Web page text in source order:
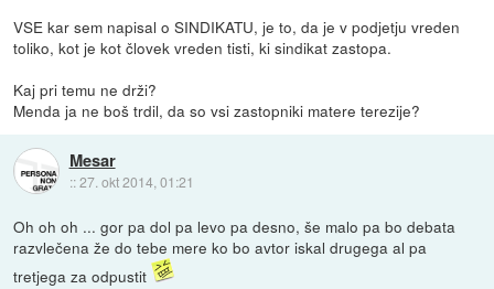
VSE kar sem napisal o SINDIKATU, je to, da je v podjetju vreden
toliko, kot je kot človek vreden tisti, ki sindikat zastopa.
Kaj pri temu ne drži?
Menda ja ne boš trdil, da so vsi zastopniki matere terezije?
Mesar
::27. okt 2014, 01:21
Oh oh oh ... gor pa dol pa levo pa desno, še malo pa bo debata
razvlečena že do tebe mere ko bo avtor iskal drugega al pa
tretjega za odpustit